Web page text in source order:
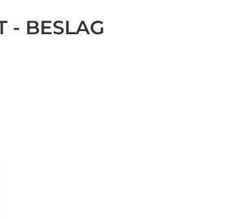
- BESLAG